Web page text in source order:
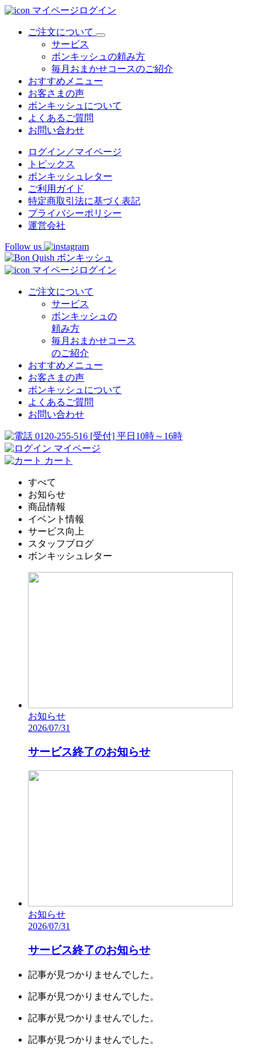
マイページログイン
ご注文について
サービス
ボンキッシュの頼み方
毎月おまかせコースのご紹介
おすすめメニュー
お客さまの声
ボンキッシュについて
よくあるご質問
お問い合わせ
ログイン／マイページ
トピックス
ボンキッシュレター
ご利用ガイド
特定商取引法に基づく表記
プライバシーポリシー
運営会社
Follow us
マイページログイン
ご注文について
サービス
ボンキッシュの
頼み方
毎月おまかせコース
のご紹介
おすすめメニュー
お客さまの声
ボンキッシュについて
よくあるご質問
お問い合わせ
0120-255-516 [受付] 平日10時～16時
マイページ
カート
すべて
お知らせ
商品情報
イベント情報
サービス向上
スタッフブログ
ボンキッシュレター
お知らせ
2026/07/31
サービス終了のお知らせ
お知らせ
2026/07/31
サービス終了のお知らせ
記事が見つかりませんでした。
記事が見つかりませんでした。
記事が見つかりませんでした。
記事が見つかりませんでした。